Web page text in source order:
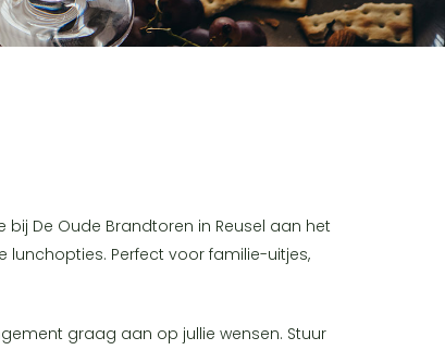
De Oude Brandtoren in Reusel aan het
Perfect voor familie-uitjes,
graag aan op jullie wensen. Stuur